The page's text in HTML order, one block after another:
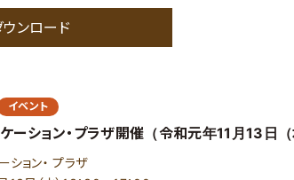
ウンロード
イベント
ーション・プラザ開催（令和元年11月13日（
ョン・ プラザ